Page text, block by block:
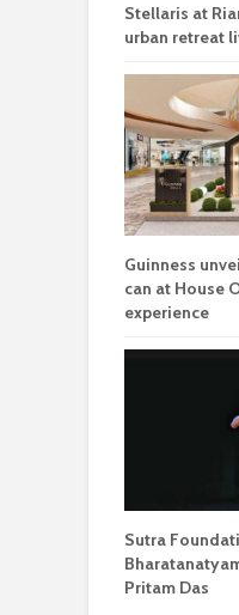
Stellaris at
urban retreat
Guinness
can at House
experience
Sutra
Pritam Das